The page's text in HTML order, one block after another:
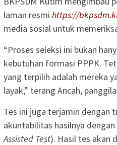
laman resmi https://
media sosial untuk
“Proses seleksi ini bukan
kebutuhan formasi PPPK.
yang terpilih adalah mereka
layak,” terang Ancah,
Tes ini juga terjamin dengan
akuntabilitas hasilnya
Assisted Test). Hasil tes akan